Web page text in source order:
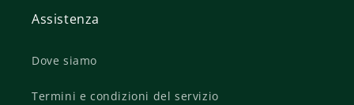
Assistenza
Dove siamo
Termini e condizioni del servizio